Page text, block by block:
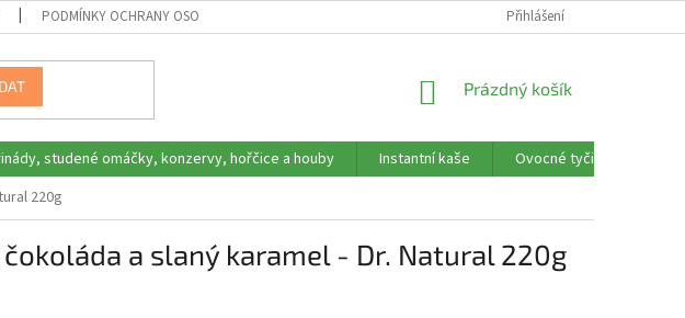
PODMÍNKY OCHRANY OSOBNÍCH ÚDAJŮ Přihlášení
NÁKUPNÍ
Prázdný košík
studené omáčky, konzervy, hořčice a houby Instantní kaše
Ovocné tyčinky,
220g
a slaný karamel - Dr. Natural 220g